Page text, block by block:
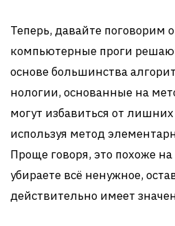
Теперь, давайте поговорим
компьютерные проги
основе большинства
нологии, основанные на
могут избавиться от
используя метод
Проще говоря, это похоже
убираете всё ненужное,
действительно имеет